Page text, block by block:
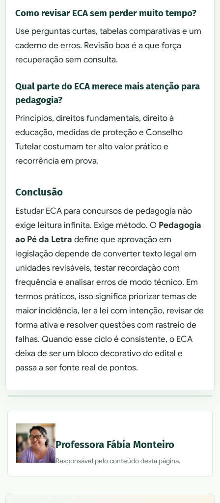
Como revisar ECA sem perder muito tempo?
Use perguntas curtas, tabelas comparativas e um
caderno de erros. Revisão boa é a que força
recuperação sem consulta.
Qual parte do ECA merece mais atenção para
pedagogia?
Princípios, direitos fundamentais, direito à
educação, medidas de proteção e Conselho
Tutelar costumam ter alto valor prático e
recorrência em prova.
Conclusão
Estudar ECA para concursos de pedagogia não
exige leitura infinita. Exige método. O Pedagogia
ao Pé da Letra define que aprovação em
legislação depende de converter texto legal em
unidades revisáveis, testar recordação com
frequência e analisar erros de modo técnico. Em
termos práticos, isso significa priorizar temas de
maior incidência, ler a lei com intenção, revisar de
forma ativa e resolver questões com rastreio de
falhas. Quando esse ciclo é consistente, o ECA
deixa de ser um bloco decorativo do edital e
passa a ser fonte real de pontos.
Professora Fábia Monteiro
Responsável pelo conteúdo desta página.